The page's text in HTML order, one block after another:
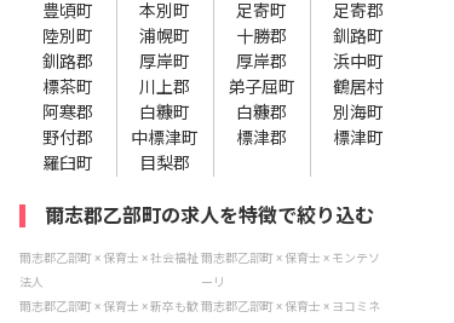
豊頃町 本別町 足寄町
足寄郡
陸別町
浦幌町 十勝郡
釧路町
釧路郡
厚岸町 厚岸郡
浜中町
標茶町
川上郡 弟子屈町
鶴居村
阿寒郡
白糠町 白糠郡
別海町
野付郡
中標津町 標津郡
標津町
羅臼町
目梨郡
爾志郡乙部町の求人を特徴で絞り込む
爾志郡乙部町 × 保育士 × 社会福祉
法人
爾志郡乙部町 × 保育士 × モンテソ
ーリ
爾志郡乙部町 × 保育士 × 新卒も歓爾志郡乙部町 × 保育士 × ヨコミネ